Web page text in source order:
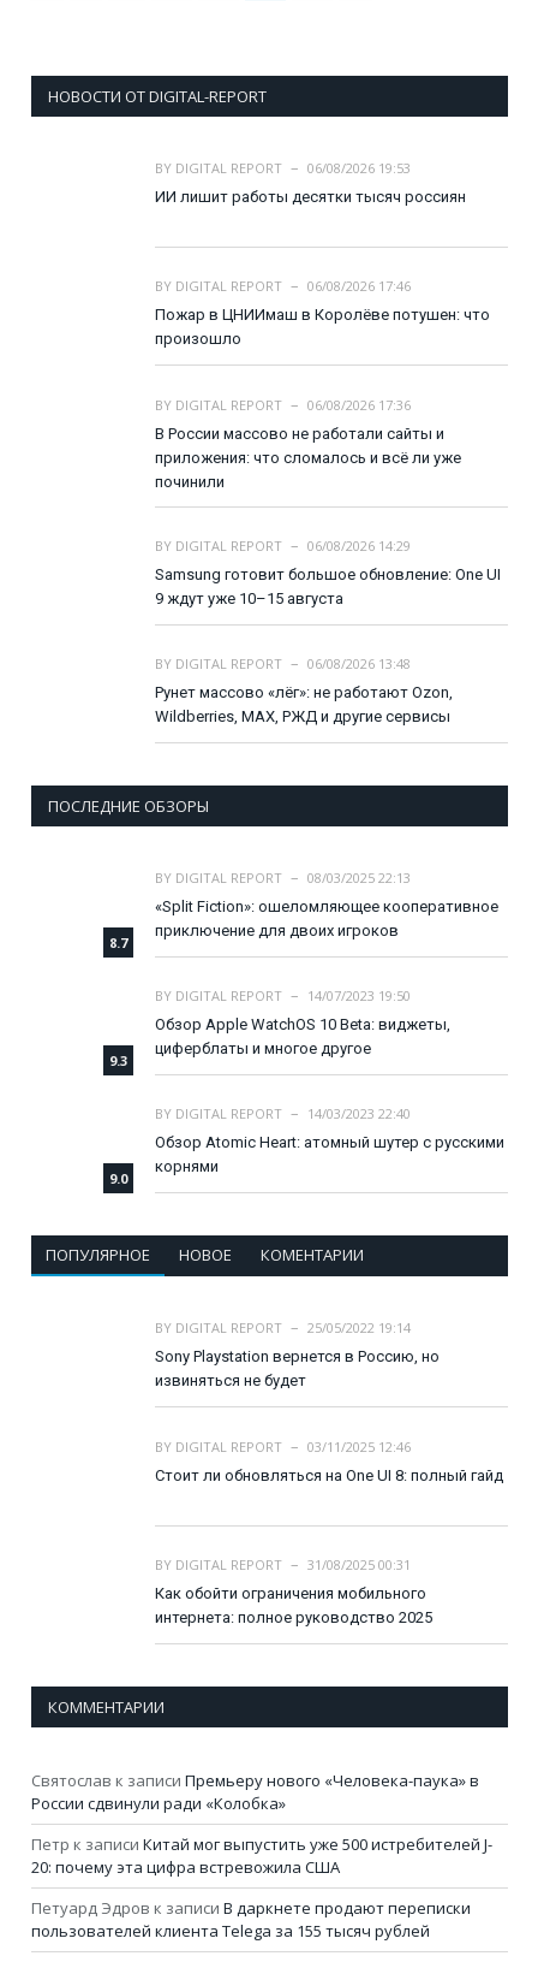
НОВОСТИ ОТ DIGITAL-REPORT
BY DIGITAL REPORT
06/08/2026 19:53
ИИ лишит работы десятки тысяч россиян
BY DIGITAL REPORT
06/08/2026 17:46
Пожар в ЦНИИмаш в Королёве потушен: что
произошло
BY DIGITAL REPORT
06/08/2026 17:36
В России массово не работали сайты и
приложения: что сломалось и всё ли уже
починили
BY DIGITAL REPORT
06/08/2026 14:29
Samsung готовит большое обновление: One UI
9 ждут уже 10–15 августа
BY DIGITAL REPORT
06/08/2026 13:48
Рунет массово «лёг»: не работают Ozon,
Wildberries, MAX, РЖД и другие сервисы
ПОСЛЕДНИЕ ОБЗОРЫ
8.7
BY DIGITAL REPORT
08/03/2025 22:13
«Split Fiction»: ошеломляющее кооперативное
приключение для двоих игроков
9.3
BY DIGITAL REPORT
14/07/2023 19:50
Обзор Apple WatchOS 10 Beta: виджеты,
циферблаты и многое другое
9.0
BY DIGITAL REPORT
14/03/2023 22:40
Обзор Atomic Heart: атомный шутер с русскими
корнями
ПОПУЛЯРНОЕ НОВОЕ КОМЕНТАРИИ
BY DIGITAL REPORT
25/05/2022 19:14
Sony Playstation вернется в Россию, но
извиняться не будет
BY DIGITAL REPORT
03/11/2025 12:46
Стоит ли обновляться на One UI 8: полный гайд
BY DIGITAL REPORT
31/08/2025 00:31
Как обойти ограничения мобильного
интернета: полное руководство 2025
КОММЕНТАРИИ
Святослав к записи Премьеру нового «Человека-паука» в
России сдвинули ради «Колобка»
Петр к записи Китай мог выпустить уже 500 истребителей J-
20: почему эта цифра встревожила США
Петуард Эдров к записи В даркнете продают переписки
пользователей клиента Telega за 155 тысяч рублей